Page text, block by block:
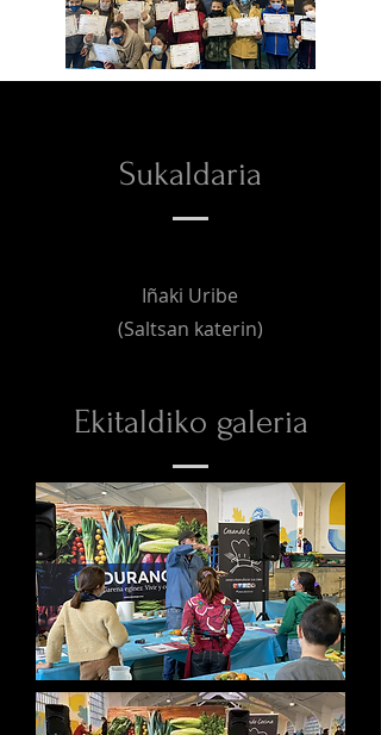
Sukaldaria
Iñaki Uribe
(Saltsan katerin)
Ekitaldiko galeria